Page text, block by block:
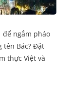
để ngắm pháo
tên Bác? Đặt
thực Việt và